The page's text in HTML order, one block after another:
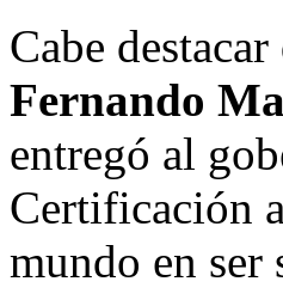
Cabe
Fernando
entregó al
Certificación
mundo en ser